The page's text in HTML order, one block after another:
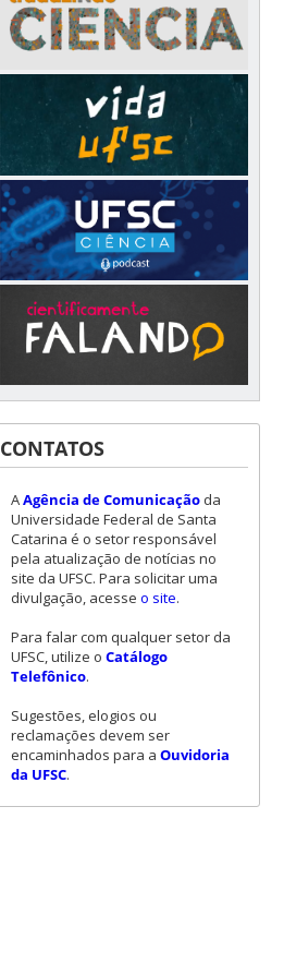
CONTATOS
AAgência de Comunicaçãoda
Universidade Federal de Santa
Catarina é o setor responsável
pela atualização de notícias no
site da UFSC. Para solicitar uma
divulgação, acesse o site.
Para falar com qualquer setor da
UFSC, utilize o Catálogo
Telefônico.
Sugestões, elogios ou
reclamações devem ser
encaminhados para a Ouvidoria
da UFSC.